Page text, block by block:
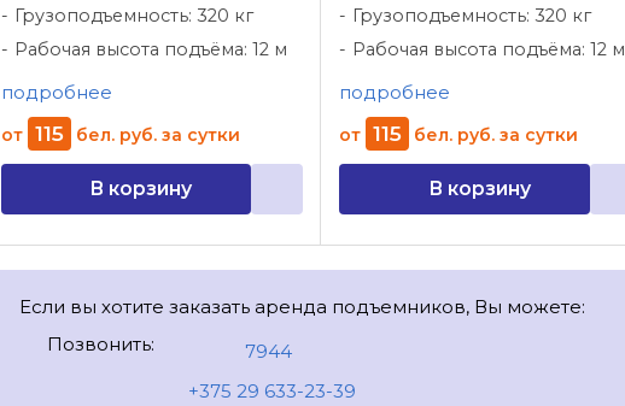
Грузоподъемность: 320 кг
Рабочая высота подъёма: 12 м
подробнее
от 115 бел. руб. за сутки
В корзину
Грузоподъемность: 320 кг
Рабочая высота подъёма: 12 м
подробнее
от 115 бел. руб. за сутки
В корзину
Если вы хотите заказать аренда подъемников, Вы можете:
Позвонить:
7944
+375 29 633-23-39